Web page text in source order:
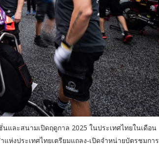
และสนามเปิดฤดูกาล 2025 ในประเทศไทยในเดือน
ห่งประเทศไทยเตรียมแถลง-เปิดจำหน่ายบัตรชมการ